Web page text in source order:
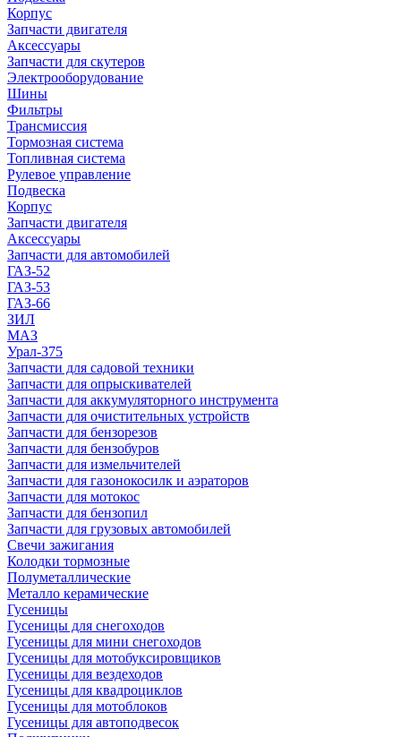
Корпус
Запчасти двигателя
Аксессуары
Запчасти для скутеров
Электрооборудование
Шины
Фильтры
Трансмиссия
Тормозная система
Топливная система
Рулевое управление
Подвеска
Корпус
Запчасти двигателя
Аксессуары
Запчасти для автомобилей
ГАЗ-52
ГАЗ-53
ГАЗ-66
ЗИЛ
МАЗ
Урал-375
Запчасти для садовой техники
Запчасти для опрыскивателей
Запчасти для аккумуляторного инструмента
Запчасти для очистительных устройств
Запчасти для бензорезов
Запчасти для бензобуров
Запчасти для измельчителей
Запчасти для газонокосилк и аэраторов
Запчасти для мотокос
Запчасти для бензопил
Запчасти для грузовых автомобилей
Свечи зажигания
Колодки тормозные
Полуметаллические
Металло керамические
Гусеницы
Гусеницы для снегоходов
Гусеницы для мини снегоходов
Гусеницы для мотобуксировщиков
Гусеницы для вездеходов
Гусеницы для квадроциклов
Гусеницы для мотоблоков
Гусеницы для автоподвесок